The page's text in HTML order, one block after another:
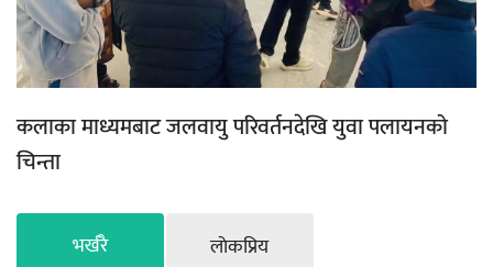
कलाका माध्यमबाट जलवायु परिवर्तनदेखि युवा पलायनको
चिन्ता
भर्खरै लाेकप्रिय